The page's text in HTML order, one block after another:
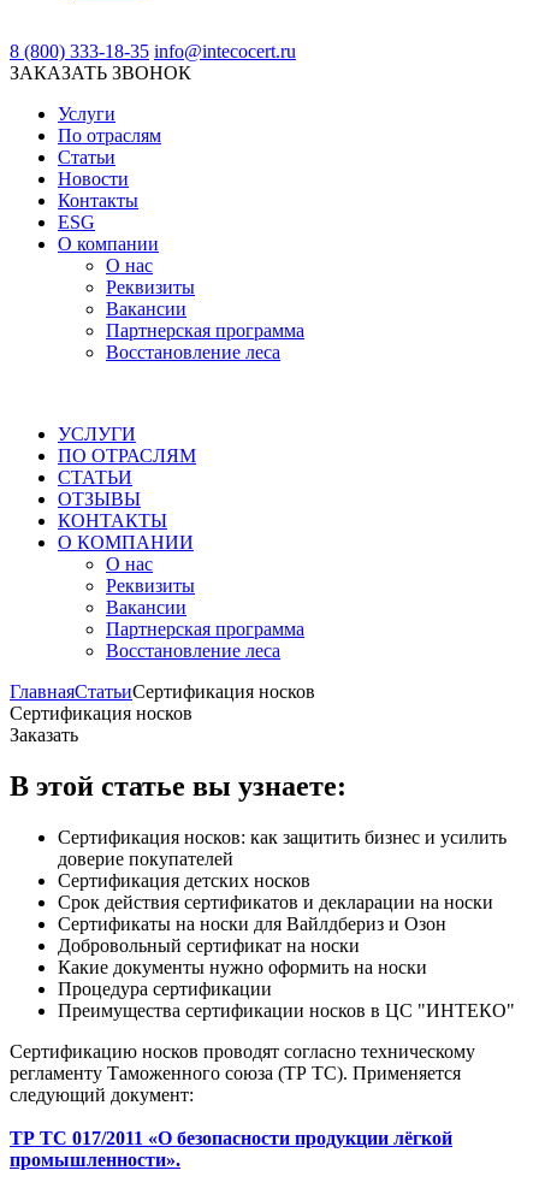
8 (800) 333-18-35 info@intecocert.ru
ЗАКАЗАТЬ ЗВОНОК
Услуги
По отраслям
Статьи
Новости
Контакты
ESG
О компании
О нас
Реквизиты
Вакансии
Партнерская программа
Восстановление леса
УСЛУГИ
ПО ОТРАСЛЯМ
СТАТЬИ
ОТЗЫВЫ
КОНТАКТЫ
О КОМПАНИИ
О нас
Реквизиты
Вакансии
Партнерская программа
Восстановление леса
ГлавнаяСтатьиСертификация носков
Сертификация носков
Заказать
В этой статье вы узнаете:
Сертификация носков: как защитить бизнес и усилить
доверие покупателей
Сертификация детских носков
Срок действия сертификатов и декларации на носки
Сертификаты на носки для Вайлдбериз и Озон
Добровольный сертификат на носки
Какие документы нужно оформить на носки
Процедура сертификации
Преимущества сертификации носков в ЦС "ИНТЕКО"
Сертификацию носков проводят согласно техническому
регламенту Таможенного союза (ТР ТС). Применяется
следующий документ:
ТР ТС 017/2011 «О безопасности продукции лёгкой
промышленности».